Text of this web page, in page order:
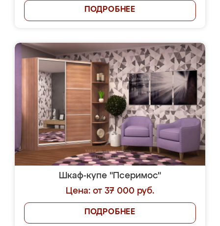
ПОДРОБНЕЕ
Шкаф-купе "Псеримос"
Цена: от 37 000 руб.
ПОДРОБНЕЕ